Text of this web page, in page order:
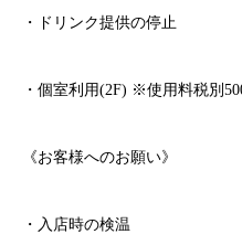
・ドリンク提供の停止
・個室利用(2F) ※使用料税別
《お客様へのお願い》
・入店時の検温